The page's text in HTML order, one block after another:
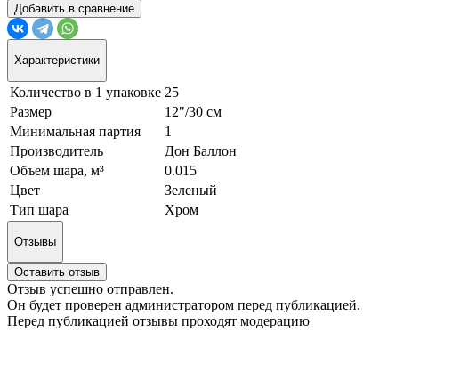
Добавить в сравнение
Характеристики
Количество в 1 упаковке 25
Размер
12"/30 см
Минимальная партия
1
Производитель
Дон Баллон
Объем шара, м³
0.015
Цвет
Зеленый
Тип шара
Хром
Отзывы
Оставить отзыв
Отзыв успешно отправлен.
Он будет проверен администратором перед публикацией.
Перед публикацией отзывы проходят модерацию